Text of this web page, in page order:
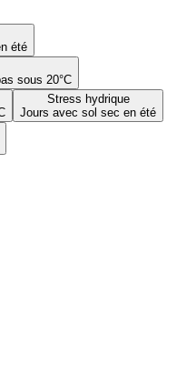
été
sous 20°C
Stress hydrique
Jours avec sol sec en été